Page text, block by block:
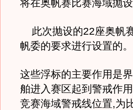
将在奥帆赛比赛海域抛设
此次抛设的22座奥帆
帆委的要求进行设置的。
这些浮标的主要作用是
舶进入赛区起到警戒作
竞赛海域警戒线位置,为